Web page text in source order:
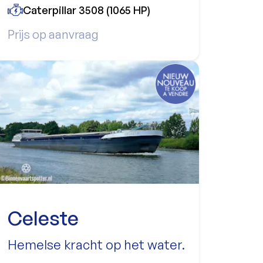
Prijs op aanvraag
Caterpillar 3508 (1065 HP)
Celeste
Hemelse kracht op het water.